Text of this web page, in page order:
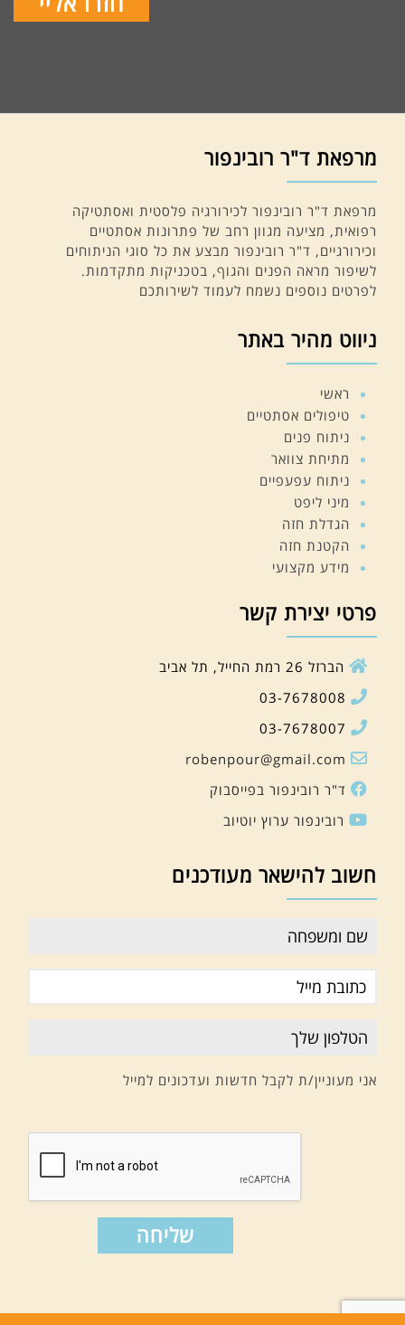
מרפאת ד"ר רובינפור
מרפאת ד"ר רובינפור לכירורגיה פלסטית ואסתטיקה
רפואית, מציעה מגוון רחב של פתרונות אסתטיים
וכירורגיים, ד"ר רובינפור מבצע את כל סוגי הניתוחים
לשיפור מראה הפנים והגוף, בטכניקות מתקדמות.
לפרטים נוספים נשמח לעמוד לשירותכם
ניווט מהיר באתר
ראשי
טיפולים אסתטיים
ניתוח פנים
מתיחת צוואר
ניתוח עפעפיים
מיני ליפט
הגדלת חזה
הקטנת חזה
מידע מקצועי
פרטי יצירת קשר
הברזל 26 רמת החייל, תל אביב
ד"ר רובינפור בפייסבוק
רובינפור ערוץ יוטיוב
חשוב להישאר מעודכנים
אני מעוניין/ת לקבל חדשות ועדכונים למייל